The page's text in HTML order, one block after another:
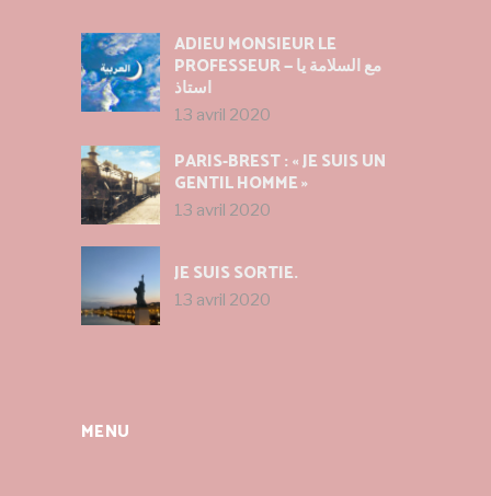
ADIEU MONSIEUR LE
PROFESSEUR — مع السلامة يا
استاذ
13 avril 2020
PARIS-BREST : « JE SUIS UN
GENTIL HOMME »
13 avril 2020
JE SUIS SORTIE.
13 avril 2020
MENU